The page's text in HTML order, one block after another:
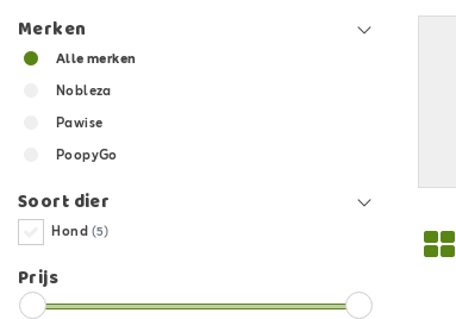
Merken
Alle merken
Nobleza
Pawise
PoopyGo
Soort dier
Hond(5)
Prijs